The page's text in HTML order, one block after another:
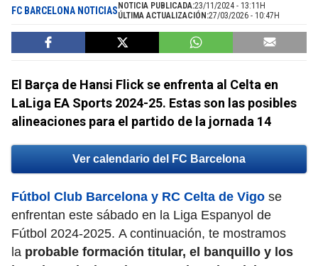
FC BARCELONA NOTICIAS NOTICIA PUBLICADA:23/11/2024 - 13:11H
ÚLTIMA ACTUALIZACIÓN:27/03/2026 - 10:47H
El Barça de Hansi Flick se enfrenta al Celta en
LaLiga EA Sports 2024-25. Estas son las posibles
alineaciones para el partido de la jornada 14
Ver calendario del FC Barcelona
Fútbol Club Barcelona y RC Celta de Vigo se
enfrentan este sábado en la Liga Espanyol de
Fútbol 2024-2025. A continuación, te mostramos
la probable formación titular, el banquillo y los